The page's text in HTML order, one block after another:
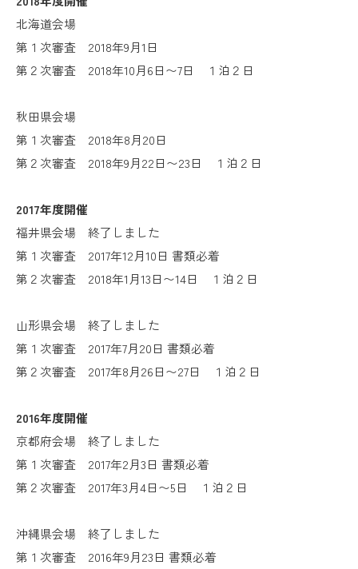
北海道会場
第１次審査 2018年9月1日
第２次審査 2018年10月6日〜7日 １泊２日
秋田県会場
第１次審査 2018年8月20日
第２次審査 2018年9月22日〜23日 １泊２日
2017年度開催
福井県会場 終了しました
第１次審査 2017年12月10日 書類必着
第２次審査 2018年1月13日〜14日 １泊２日
山形県会場 終了しました
第１次審査 2017年7月20日 書類必着
第２次審査 2017年8月26日〜27日 １泊２日
2016年度開催
京都府会場 終了しました
第１次審査 2017年2月3日 書類必着
第２次審査 2017年3月4日〜5日 １泊２日
沖縄県会場 終了しました
第１次審査 2016年9月23日 書類必着